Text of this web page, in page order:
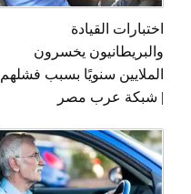
اختبارات القيادة
والبريطانيون يخسرون
الملايين سنويًا بسبب فشلهم
| شبكة عرب مصر